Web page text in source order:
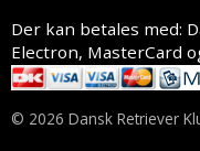
Der kan betales med:
Electron, MasterCard
© 2026 Dansk Retriever